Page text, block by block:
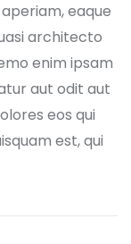
eaque
architecto
enim ipsam
aut odit aut
eos qui
est, qui